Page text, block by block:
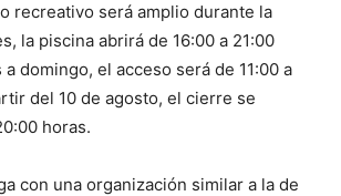
recreativo será amplio durante la
la piscina abrirá de 16:00 a 21:00
domingo, el acceso será de 11:00 a
del 10 de agosto, el cierre se
horas.
con una organización similar a la de